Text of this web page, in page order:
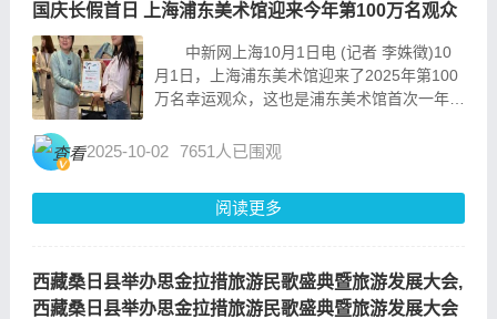
国庆长假首日 上海浦东美术馆迎来今年第100万名观众
中新网上海10月1日电 (记者 李姝徵)10
月1日，上海浦东美术馆迎来了2025年第100
万名幸运观众，这也是浦东美术馆首次一年观
佩玮，浦东美术馆馆长李旻坤为她送上了纪念
2025-10-02 7651人已围观
阅读更多
西藏桑日县举办思金拉措旅游民歌盛典暨旅游发展大会,
西藏桑日县举办思金拉措旅游民歌盛典暨旅游发展大会